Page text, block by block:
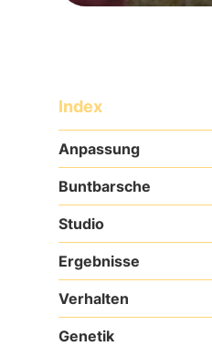
Index
Anpassung
Buntbarsche
Studio
Ergebnisse
Verhalten
Genetik